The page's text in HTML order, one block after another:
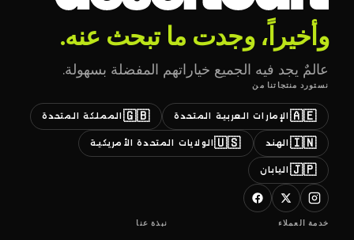
وأخيراً، وجدت ما تبحث عنه.
عالمٌ يجد فيه الجميع خياراتهم المفضلة بسهولة.
نستورد منتجاتنا من
🇦🇪 الإمارات العربية المتحدة 🇬🇧 المملكة المتحدة
🇮🇳 الهند 🇺🇸الولايات المتحدة الأمريكية
🇯🇵 اليابان
خدمة العملاء نبذة عنا